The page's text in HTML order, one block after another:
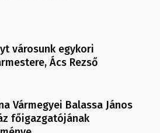
városunk egykori
Ács Rezső
Vármegyei Balassa János
főigazgatójának